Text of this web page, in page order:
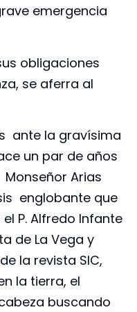
emergencia
obligaciones
se aferra al
ante la gravísima
un par de años
Arias
englobante que
P. Alfredo Infante
de La Vega y
la revista SIC,
la tierra, el
buscando